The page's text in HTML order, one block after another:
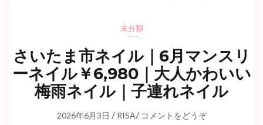
未分類
さいたま市ネイル｜6月マンスリ
ーネイル￥6,980｜大人かわいい
梅雨ネイル｜子連れネイル
2026年6月3日 / RISA/ コメントをどうぞ